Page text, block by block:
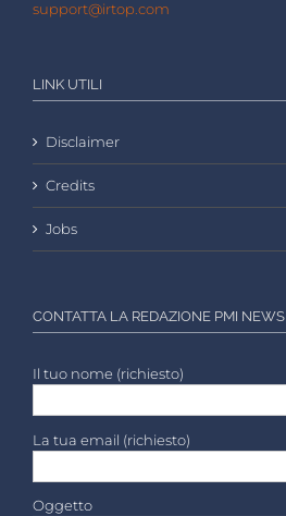
support@irtop.com
LINK UTILI
Disclaimer
Credits
Jobs
CONTATTA LA REDAZIONE PMI NEWS
Il tuo nome (richiesto)
La tua email (richiesto)
Oggetto